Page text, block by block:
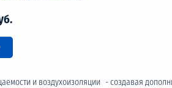
и воздухоизоляции - создавая